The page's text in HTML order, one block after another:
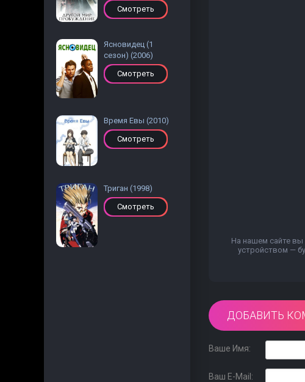
Смотреть
Ясновидец (1
сезон) (2006)
Смотреть
Время Евы (2010)
Смотреть
Триган (1998)
Смотреть
На нашем сайте
устройством —
ДОБАВИТЬ
Ваше Имя:
Ваш E-Mail: